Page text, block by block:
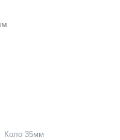
Коло 35мм